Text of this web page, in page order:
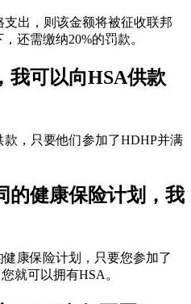
出，则该金额将被征收联邦
还需缴纳20%的罚款。
我可以向HSA供款
，只要他们参加了HDHP并满
的健康保险计划，我
康保险计划，只要您参加了
就可以拥有HSA。